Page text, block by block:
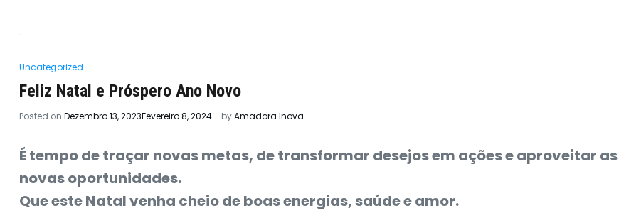
Uncategorized
Feliz Natal e Próspero Ano Novo
Posted on Dezembro 13, 2023Fevereiro 8, 2024 byAmadora Inova
É tempo de traçar novas metas, de transformar desejos em ações e aproveitar as
novas oportunidades.
Que este Natal venha cheio de boas energias, saúde e amor.